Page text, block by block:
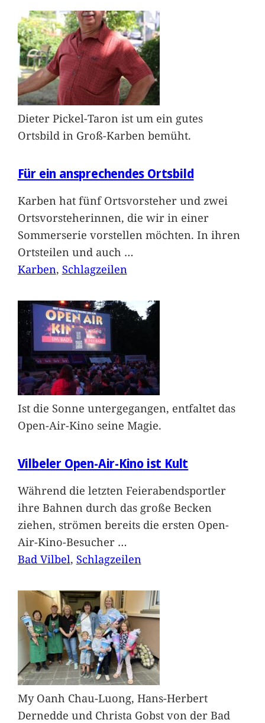
Dieter Pickel-Taron ist um ein gutes
Ortsbild in Groß-Karben bemüht.
Für ein ansprechendes Ortsbild
Karben hat fünf Ortsvorsteher und zwei
Ortsvorsteherinnen, die wir in einer
Sommerserie vorstellen möchten. In ihren
Ortsteilen und auch …
Karben, Schlagzeilen
Ist die Sonne untergegangen, entfaltet das
Open-Air-Kino seine Magie.
Vilbeler Open-Air-Kino ist Kult
Während die letzten Feierabendsportler
ihre Bahnen durch das große Becken
ziehen, strömen bereits die ersten Open-
Air-Kino-Besucher …
Bad Vilbel, Schlagzeilen
My Oanh Chau-Luong, Hans-Herbert
Dernedde und Christa Gobst von der Bad